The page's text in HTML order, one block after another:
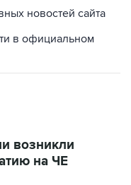
новостей сайта
в официальном
возникли
на ЧЕ